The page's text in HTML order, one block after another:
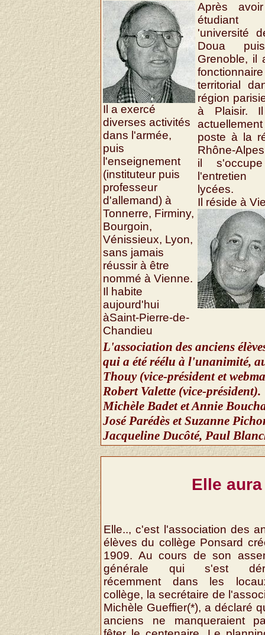
Il a exercé
diverses activités
dans l'armée,
puis
l'enseignement
(instituteur puis
professeur
d'allemand) à
Tonnerre, Firminy,
Bourgoin,
Vénissieux, Lyon,
sans jamais
réussir à être
nommé à Vienne.
Il habite
aujourd'hui
àSaint-Pierre-de-
Chandieu
Après
'université
Doua
Grenoble, il
fonctionnaire
territorial
région
à Plaisir.
poste à la
Rhône-
il
l'entretien
lycées.
Il réside à
L'association des anciens
qui a été réélu à l'unanimité,
Thouy (vice-président et
Robert Valette (vice-président).
Michèle Badet et Annie
José Parédès et Suzanne
Jacqueline Ducôté, Paul
Elle
Elle.., c'est l'association des
élèves du collège Ponsard
1909. Au cours de son
générale qui s'est
récemment dans les
collège, la secrétaire de
Michèle Gueffier(*), a déclaré
anciens ne manqueraient